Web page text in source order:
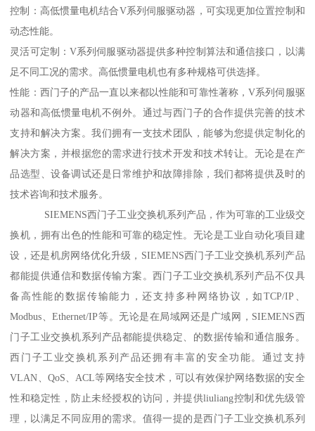
控制：高低惯量电机结合V系列伺服驱动器，可实现更加位置控制和
动态性能。
灵活可定制：V系列伺服驱动器提供多种控制算法和通信接口，以满
足不同工况的需求。高低惯量电机也有多种规格可供选择。
性能：西门子的产品一直以来都以性能和可靠性著称，V系列伺服驱
动器和高低惯量电机不例外。通过与西门子的合作提供完善的技术
支持和解决方案。我们拥有一支技术团队，能够为您提供定制化的
解决方案，并根据您的需求进行技术开发和技术转让。无论是在产
品选型、设备调试还是日常维护和故障排除，我们都将提供及时的
技术咨询和技术服务。
SIEMENS西门子工业交换机系列产品，作为可靠的工业级交
换机，拥有出色的性能和可靠的稳定性。无论是工业自动化项目建
设，还是机房网络优化升级，SIEMENS西门子工业交换机系列产品
都能提供通信和数据传输方案。西门子工业交换机系列产品不仅具
备高性能的数据传输能力，还支持多种网络协议，如TCP/IP、
Modbus、Ethernet/IP等。无论是在局域网还是广域网，SIEMENS西
门子工业交换机系列产品都能提供稳定、的数据传输和通信服务。
西门子工业交换机系列产品还拥有丰富的安全功能。通过支持
VLAN、QoS、ACL等网络安全技术，可以有效保护网络数据的安全
性和稳定性，防止未经授权的访问，并提供liuliang控制和优先级管
理，以满足不同应用的需求。值得一提的是西门子工业交换机系列